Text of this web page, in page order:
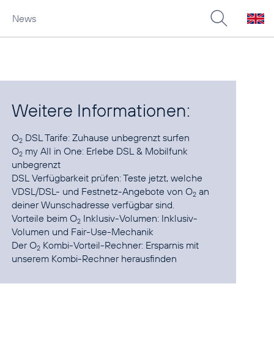
News
Weitere Informationen:
O2 DSL Tarife:Zuhause unbegrenzt surfen
O2 my All in One: Erlebe DSL & Mobilfunk
unbegrenzt
DSL Verfügbarkeit prüfen:Teste jetzt, welche
VDSL/DSL- und Festnetz-Angebote von O2 an
Vorteile beim O2 Inklusiv-Volumen: Inklusiv-
Der O2 Kombi-Vorteil-Rechner: Ersparnis mit
unserem Kombi-Rechner herausfinden